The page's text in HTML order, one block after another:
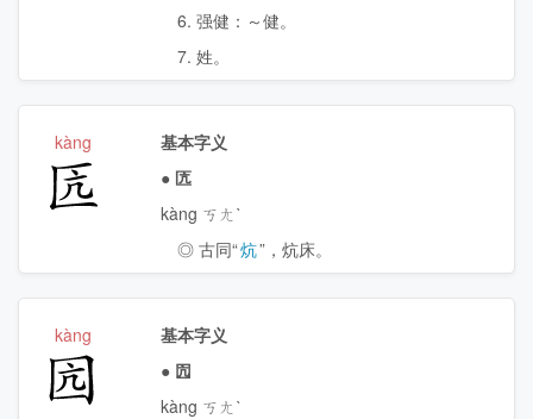
6. 强健：～健。
7. 姓。
匟
kàng
基本字义
● 匟
kàng ㄎㄤˋ
◎ 古同“炕”，炕床。
囥
kàng
基本字义
● 囥
kàng ㄎㄤˋ